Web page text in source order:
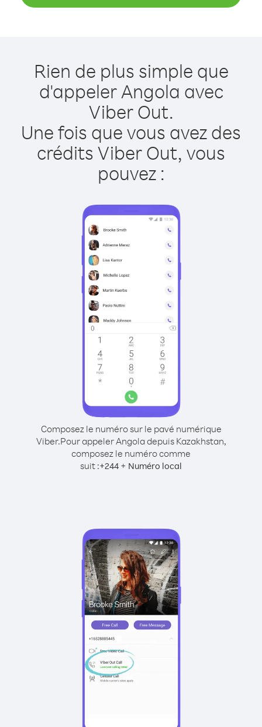
Rien de plus simple que
d'appeler Angola avec
Viber Out.
Une fois que vous avez des
crédits Viber Out, vous
pouvez :
Composez le numéro sur le pavé numérique
Viber.Pour appeler Angola depuis Kazakhstan,
composez le numéro comme
suit :+244 + Numéro local